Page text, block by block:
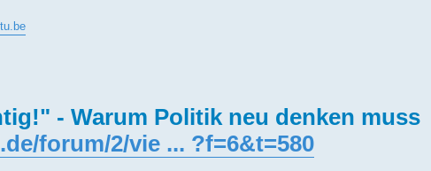
- Warum Politik neu denken muss
forum/2/vie ... ?f=6&t=580